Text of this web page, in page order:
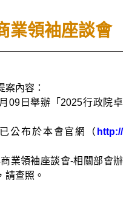
業領袖座談會
案內容：
09日舉辦「2025行政院卓
公布於本會官網（ http://
業領袖座談會-相關部會辦
請查照。